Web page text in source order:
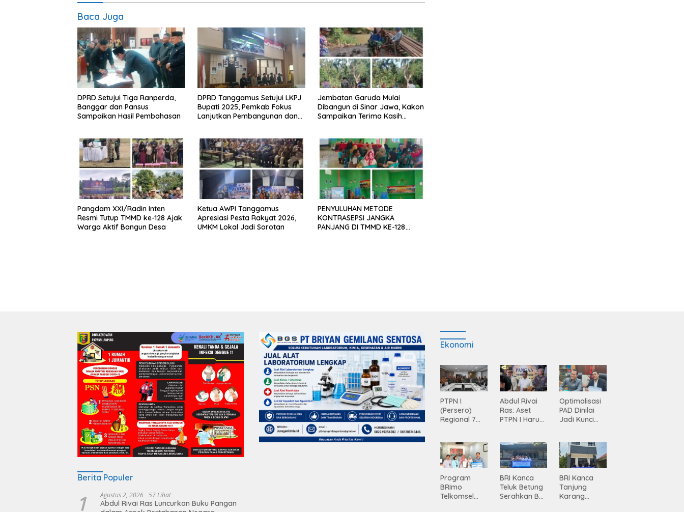
Baca Juga
DPRD Setujui Tiga Ranperda,
Banggar dan Pansus
Sampaikan Hasil Pembahasan
DPRD Tanggamus Setujui LKPJ
Bupati 2025, Pemkab Fokus
Lanjutkan Pembangunan dan
Jembatan Garuda Mulai
Dibangun di Sinar Jawa, Kakon
Sampaikan Terima Kasih
Pangdam XXI/Radin Inten
Resmi Tutup TMMD ke-128 Ajak
Warga Aktif Bangun Desa
Ketua AWPI Tanggamus
Apresiasi Pesta Rakyat 2026,
UMKM Lokal Jadi Sorotan
PENYULUHAN METODE
KONTRASEPSI JANGKA
PANJANG DI TMMD KE-128
Berita Populer
1 Agustus 2, 2026 57 Lihat
Abdul Rivai Ras Luncurkan Buku Pangan
Ekonomi
PTPN I
(Persero)
Regional 7
Pengamanan
Aset dari
Holding
Abdul Rivai
Ras: Aset
PTPN I Harus
Optimalisasi
PAD Dinilai
Jadi Kunci
n
Infrastruktur
Lampung
Program
BRImo
Telkomsel
BRI Kanca
Teluk Betung
Serahkan BRI
BRI Kanca
Tanjung
Karang